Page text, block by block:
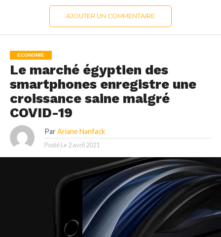
AJOUTER UN COMMENTAIRE
ECONOMIE
Le marché égyptien des
smartphones enregistre une
croissance saine malgré
COVID-19
Par Ariane Nanfack
Posté Le 2 avril 2021